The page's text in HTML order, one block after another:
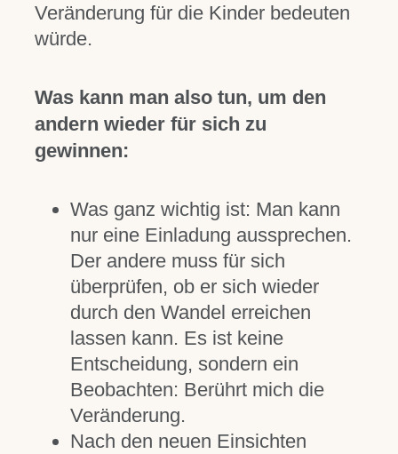
Veränderung für die Kinder bedeuten
würde.
Was kann man also tun, um den
andern wieder für sich zu
gewinnen:
Was ganz wichtig ist: Man kann
nur eine Einladung aussprechen.
Der andere muss für sich
überprüfen, ob er sich wieder
durch den Wandel erreichen
lassen kann. Es ist keine
Entscheidung, sondern ein
Beobachten: Berührt mich die
Veränderung.
Nach den neuen Einsichten